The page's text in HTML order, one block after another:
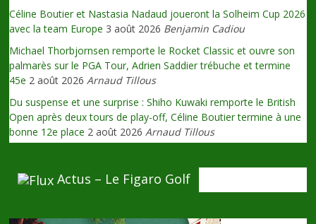
Céline Boutier et Nastasia Nadaud joueront la Solheim Cup 2026
avec la team Europe 3 août 2026 Benjamin Cadiou
Michael Thorbjornsen remporte le Rocket Classic et ouvre son
palmarès sur le PGA Tour, Adrien Saddier trébuche et termine
45e 2 août 2026 Arnaud Tillous
Du suspense et une surprise : Shiho Kuwaki remporte le British
Open après deux tours de play-off, Céline Boutier termine à une
bonne 12e place 2 août 2026 Arnaud Tillous
Actus – Le Figaro Golf